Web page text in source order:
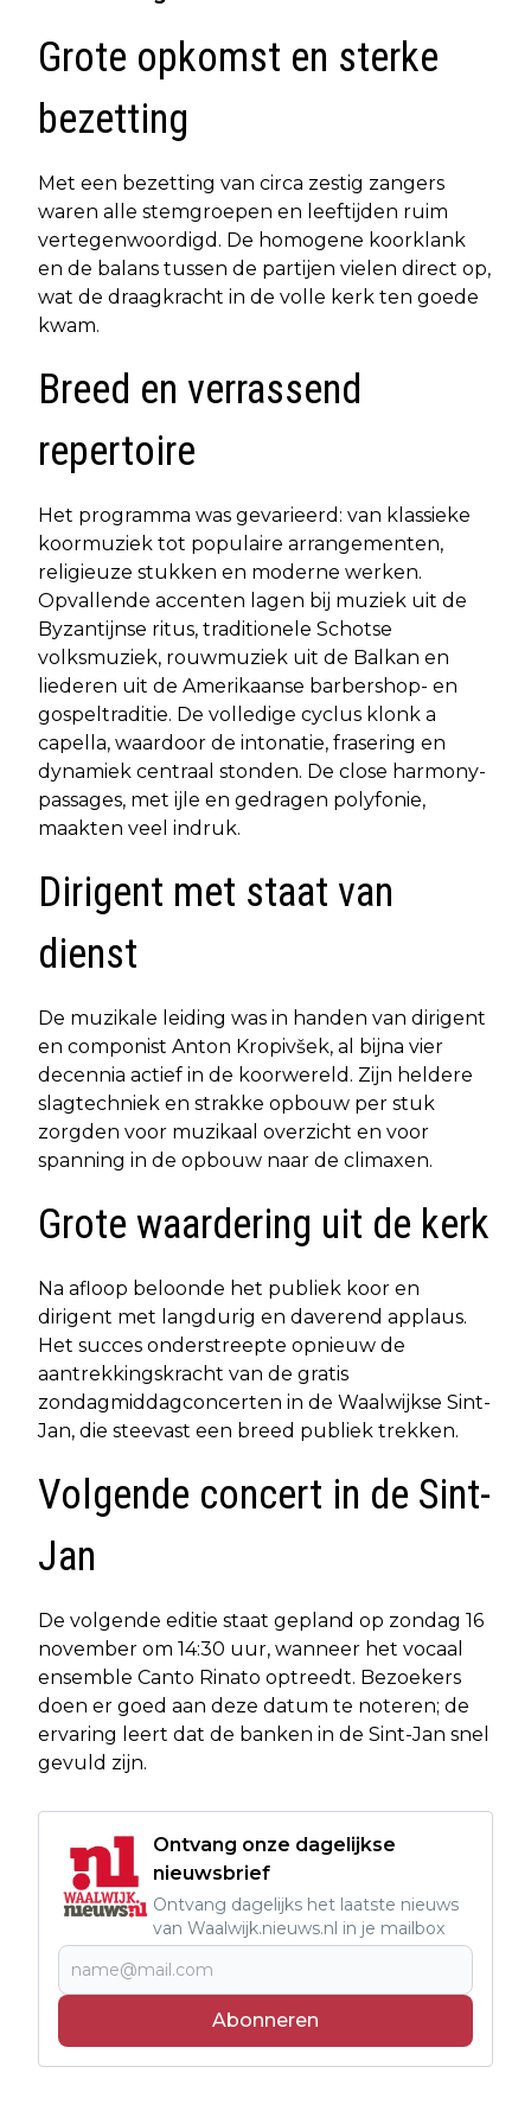
Grote opkomst en sterke
bezetting
Met een bezetting van circa zestig zangers
waren alle stemgroepen en leeftijden ruim
vertegenwoordigd. De homogene koorklank
en de balans tussen de partijen vielen direct op,
wat de draagkracht in de volle kerk ten goede
kwam.
Breed en verrassend
repertoire
Het programma was gevarieerd: van klassieke
koormuziek tot populaire arrangementen,
religieuze stukken en moderne werken.
Opvallende accenten lagen bij muziek uit de
Byzantijnse ritus, traditionele Schotse
volksmuziek, rouwmuziek uit de Balkan en
liederen uit de Amerikaanse barbershop- en
gospeltraditie. De volledige cyclus klonk a
capella, waardoor de intonatie, frasering en
dynamiek centraal stonden. De close harmony-
passages, met ijle en gedragen polyfonie,
maakten veel indruk.
Dirigent met staat van
dienst
De muzikale leiding was in handen van dirigent
en componist Anton Kropivšek, al bijna vier
decennia actief in de koorwereld. Zijn heldere
slagtechniek en strakke opbouw per stuk
zorgden voor muzikaal overzicht en voor
spanning in de opbouw naar de climaxen.
Grote waardering uit de kerk
Na afloop beloonde het publiek koor en
dirigent met langdurig en daverend applaus.
Het succes onderstreepte opnieuw de
aantrekkingskracht van de gratis
zondagmiddagconcerten in de Waalwijkse Sint-
Jan, die steevast een breed publiek trekken.
Volgende concert in de Sint-
Jan
De volgende editie staat gepland op zondag 16
november om 14:30 uur, wanneer het vocaal
ensemble Canto Rinato optreedt. Bezoekers
doen er goed aan deze datum te noteren; de
ervaring leert dat de banken in de Sint-Jan snel
gevuld zijn.
Ontvang onze dagelijkse
nieuwsbrief
Ontvang dagelijks het laatste nieuws
van Waalwijk.nieuws.nl in je mailbox
Abonneren